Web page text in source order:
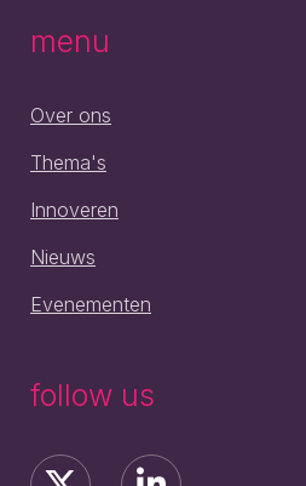
menu
Over ons
Thema's
Innoveren
Nieuws
Evenementen
follow us